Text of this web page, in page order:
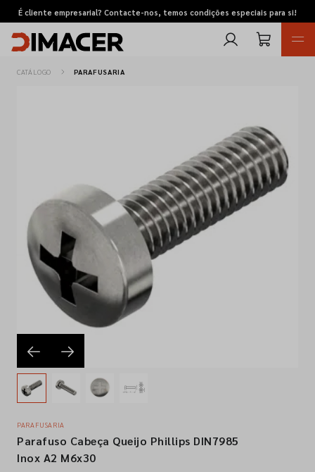
É cliente empresarial? Contacte-nos, temos condições especiais para si!
Pedidos de cotação
Marcas
Favoritos
Empresa
Contactos
Siga-nos nas redes sociais
CATÁLOGO PARAFUSARIA
PARAFUSARIA
Parafuso Cabeça Queijo Phillips DIN7985
Inox A2 M6x30